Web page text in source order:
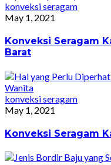
konveksi seragam
May 1, 2021
Konveksi Seragam
Barat
konveksi seragam
May 1, 2021
Konveksi Seragam